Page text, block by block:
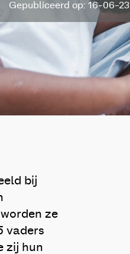
Gepubliceerd op: 16-06-23
bij
ze
vaders
zij hun